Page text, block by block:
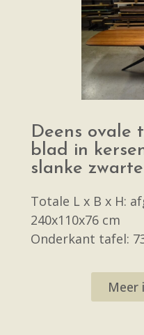
Deens ovale
blad in
slanke
Totale L x B x H:
240x110x76 cm
Onderkant tafel:
Meer